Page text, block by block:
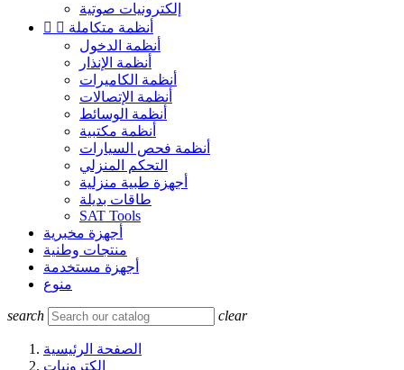
إلكترونيات صوتية
  أنظمة متكاملة
أنظمة الدخول
أنظمة الإنذار
أنظمة الكاميرات
أنظمة الإتصالات
أنظمة الوسائط
أنظمة مكتبية
أنظمة فحص السيارات
التحكم المنزلي
أجهزة طبية منزلية
طاقات بديلة
SAT Tools
أجهزة مخبرية
منتجات وطنية
أجهزة مستخدمة
منوع
search clear
الصفحة الرئيسية
إلكترونيات